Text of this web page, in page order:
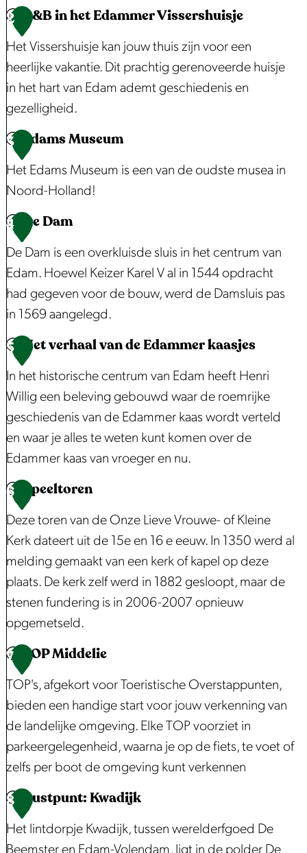
a
f
b
e
e
l
d
n
g
F
o
r
t
b
i
j
S
p
i
j
k
e
r
b
o
o
r
F
r
t
b
i
j
d
a
m
2 B&B in het Edammer Vissershuisje
Het Vissershuisje kan jouw thuis zijn voor een
heerlijke vakantie. Dit prachtig gerenoveerde huisje
in het hart van Edam ademt geschiedenis en
gezelligheid.
B
B
i
n
e
t
E
d
a
m
e
r
V
i
s
e
r
s
h
u
i
s
e
3 Edams Museum
Het Edams Museum is een van de oudste musea in
Noord-Holland!
E
a
m
s
M
u
e
u
m
4 De Dam
De Dam is een overkluisde sluis in het centrum van
Edam. Hoewel Keizer Karel V al in 1544 opdracht
had gegeven voor de bouw, werd de Damsluis pas
in 1569 aangelegd.
D
D
a
m
5 Het verhaal van de Edammer kaasjes
In het historische centrum van Edam heeft Henri
Willig een beleving gebouwd waar de roemrijke
geschiedenis van de Edammer kaas wordt verteld
en waar je alles te weten kunt komen over de
Edammer kaas van vroeger en nu.
H
t
v
e
r
h
a
a
v
a
n
d
e
E
a
6 Speeltoren
Deze toren van de Onze Lieve Vrouwe- of Kleine
Kerk dateert uit de 15e en 16 e eeuw. In 1350 werd al
melding gemaakt van een kerk of kapel op deze
plaats. De kerk zelf werd in 1882 gesloopt, maar de
stenen fundering is in 2006-2007 opnieuw
opgemetseld.
S
e
e
l
t
o
r
n
7 TOP Middelie
TOP's, afgekort voor Toeristische Overstappunten,
bieden een handige start voor jouw verkenning van
de landelijke omgeving. Elke TOP voorziet in
parkeergelegenheid, waarna je op de fiets, te voet of
zelfs per boot de omgeving kunt verkennen
T
P
8 Rustpunt: Kwadijk
Het lintdorpje Kwadijk, tussen werelderfgoed De
Beemster en Edam-Volendam, ligt in de polder De